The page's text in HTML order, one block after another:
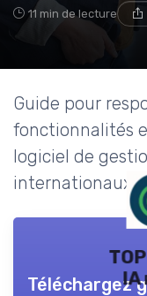
11 min de lecture
Guide pour
fonctionnalités
logiciel de
internationaux
IA
Téléchargez